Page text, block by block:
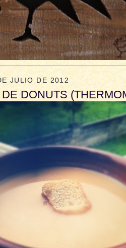
JULIO DE 2012
DONUTS